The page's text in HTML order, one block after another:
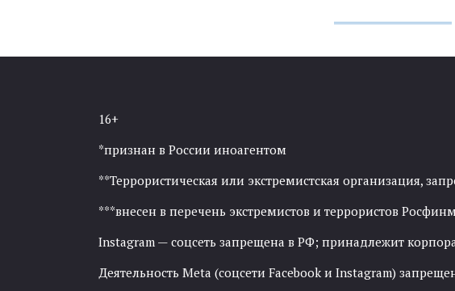
16+
*признан в России иноагентом
**Террористическая или экстремистская организация,
***внесен в перечень экстремистов и террористов
Instagram — соцсеть запрещена в РФ; принадлежит
Деятельность Meta (соцсети Facebook и Instagram)